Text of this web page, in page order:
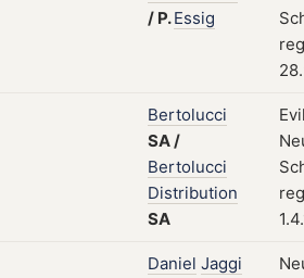
/ P.Essig
Bertolucci
SA/
Bertolucci
Distribution
SA
Daniel Jaggi